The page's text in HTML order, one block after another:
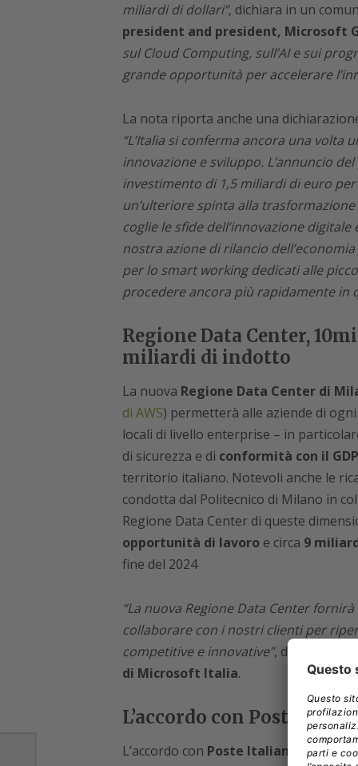
miliardi di dollari”, dichiara in un
president and president, Microsoft
sul Cloud Computing, sull’AI e sui
grande opportunità per accelerare
La nota riporta anche una
“L’Italia si conferma ancora una volta
innovazione e sviluppo. L’annuncio
investimento di 1,5 miliardi di euro
un’ulteriore spinta alla
coglie le sfide dell’innovazione
nostra azione di rilancio
per lo smart working dedicati alle
procedere ancora più rapidamente in
Regione Data Center,
miliardi di indotto
La nuova Regione Data Center di
di AWS) permetterà alle aziende di
locali di livello enterprise – in
di sicurezza e di conformità con il
territorio italiano. Notevoli anche le
condotta dal Politecnico di Milano in
Regione Data Center di queste
opportunità di lavoroe circa 9
fine del 2024
“La nuova Regione Data Center
collaborare con i nostri clienti per
competitive e innovative”, dichiara
di Microsoft Italia.
L’accordo con Poste
L’accordo con Poste Italiane